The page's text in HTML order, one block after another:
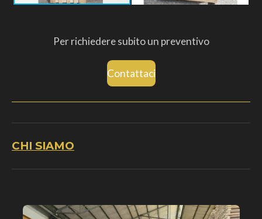
Per richiedere subito un preventivo
Contattaci
CHI SIAMO